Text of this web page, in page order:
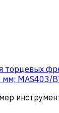
торцевых
MAS403/